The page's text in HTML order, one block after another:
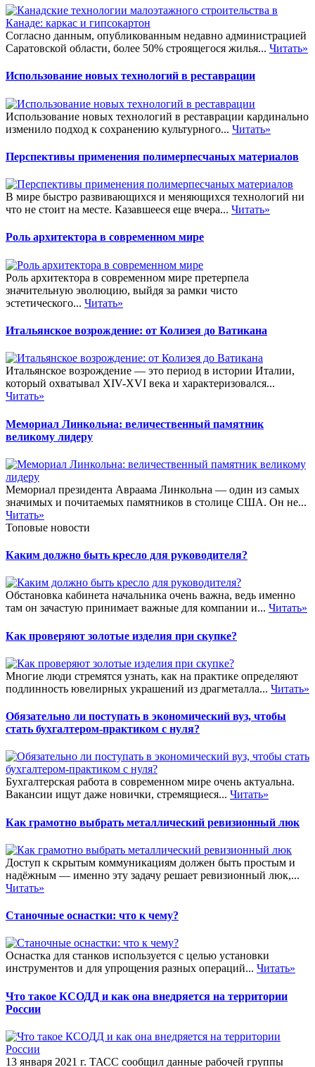
Согласно данным, опубликованным недавно администрацией
Саратовской области, более 50% строящегося жилья... Читать»
Использование новых технологий в реставрации
Использование новых технологий в реставрации кардинально
изменило подход к сохранению культурного... Читать»
Перспективы применения полимерпесчаных материалов
В мире быстро развивающихся и меняющихся технологий ни
что не стоит на месте. Казавшееся еще вчера... Читать»
Роль архитектора в современном мире
Роль архитектора в современном мире претерпела
значительную эволюцию, выйдя за рамки чисто
эстетического... Читать»
Итальянское возрождение: от Колизея до Ватикана
Итальянское возрождение — это период в истории Италии,
который охватывал XIV-XVI века и характеризовался...
Читать»
Мемориал Линкольна: величественный памятник
великому лидеру
Мемориал президента Авраама Линкольна — один из самых
значимых и почитаемых памятников в столице США. Он не...
Читать»
Топовые новости
Каким должно быть кресло для руководителя?
Обстановка кабинета начальника очень важна, ведь именно
там он зачастую принимает важные для компании и... Читать»
Как проверяют золотые изделия при скупке?
Многие люди стремятся узнать, как на практике определяют
подлинность ювелирных украшений из драгметалла... Читать»
Обязательно ли поступать в экономический вуз, чтобы
стать бухгалтером-практиком с нуля?
Бухгалтерская работа в современном мире очень актуальна.
Вакансии ищут даже новички, стремящиеся... Читать»
Как грамотно выбрать металлический ревизионный люк
Доступ к скрытым коммуникациям должен быть простым и
надёжным — именно эту задачу решает ревизионный люк,...
Читать»
Станочные оснастки: что к чему?
Оснастка для станков используется с целью установки
инструментов и для упрощения разных операций... Читать»
Что такое КСОДД и как она внедряется на территории
России
13 января 2021 г. ТАСС сообщил данные рабочей группы